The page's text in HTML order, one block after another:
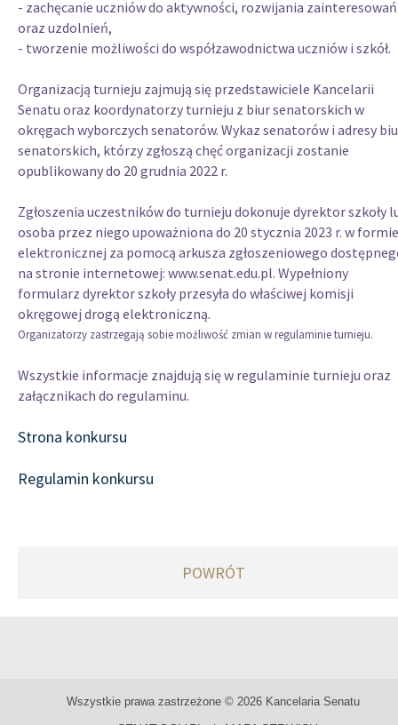
- zachęcanie uczniów do aktywności, rozwijania zainteresowań
oraz uzdolnień,
- tworzenie możliwości do współzawodnictwa uczniów i szkół.
Organizacją turnieju zajmują się przedstawiciele Kancelarii
Senatu oraz koordynatorzy turnieju z biur senatorskich w
okręgach wyborczych senatorów. Wykaz senatorów i adresy
senatorskich, którzy zgłoszą chęć organizacji zostanie
opublikowany do 20 grudnia 2022 r.
Zgłoszenia uczestników do turnieju dokonuje dyrektor szkoły
osoba przez niego upoważniona do 20 stycznia 2023 r. w formie
elektronicznej za pomocą arkusza zgłoszeniowego
na stronie internetowej: www.senat.edu.pl. Wypełniony
formularz dyrektor szkoły przesyła do właściwej komisji
okręgowej drogą elektroniczną.
Organizatorzy zastrzegają sobie możliwość zmian w regulaminie turnieju.
Wszystkie informacje znajdują się w regulaminie turnieju oraz
załącznikach do regulaminu.
Strona konkursu
Regulamin konkursu
POWRÓT
Wszystkie prawa zastrzeżone © 2026 Kancelaria Senatu